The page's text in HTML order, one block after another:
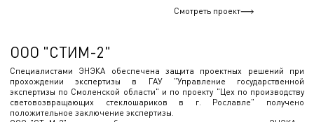
Смотреть проект
ООО "СТИМ-2"
Специалистами ЭНЭКА обеспечена защита проектных решений при
прохождении экспертизы в ГАУ "Управление государственной
экспертизы по Смоленской области" и по проекту "Цех по производству
световозвращающих стеклошариков в г. Рославле" получено
положительное заключение экспертизы.